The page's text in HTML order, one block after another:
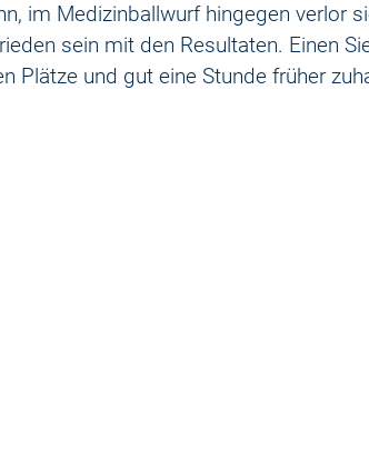
im Medizinballwurf hingegen verlor
sein mit den Resultaten. Einen
Plätze und gut eine Stunde früher